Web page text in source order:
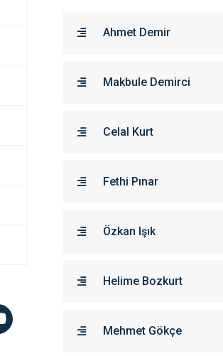
Ahmet Demir
Makbule Demirci
Celal Kurt
Fethi Pınar
Özkan Işık
Helime Bozkurt
Mehmet Gökçe